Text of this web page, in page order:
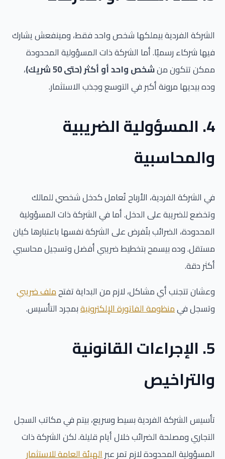
الشركة الفردية بيملكها شخص واحد فقط، ومينفعش يشارك
فيها شركاء رسميًا. أما الشركة ذات المسؤولية المحدودة
ممكن تتكون منشخص واحد أو أكثر (حتى 50 شريك)
،
وده بيديها مرونة أكبر في التوسع وجذب الاستثمار.
4. المسؤولية الضريبية
والمحاسبية
في الشركة الفردية، الأرباح تُعامل كدخل شخصي للمالك
وتخضع للضريبة على الدخل. أما في الشركة ذات المسؤولية
المحدودة، الضرائب بتُفرض على الشركة نفسها باعتبارها كيان
مستقل. وده بيسمح بتخطيط ضريبي أفضل وتسجيل محاسبي
أكثر دقة.
وعشان تتجنب أي مشاكل، لازم من البداية تفتحملف ضريبي
وتسجل فيمنظومة الفاتورة الإلكترونيةبمجرد التأسيس.
5. الإجراءات القانونية
والتراخيص
تأسيس الشركة الفردية بسيط وسريع، بيتم في مكاتب السجل
التجاري ومصلحة الضرائب خلال أيام قليلة. لكن الشركة ذات
المسؤولية المحدودة لازم تمر عبرالهيئة العامة للاستثمار